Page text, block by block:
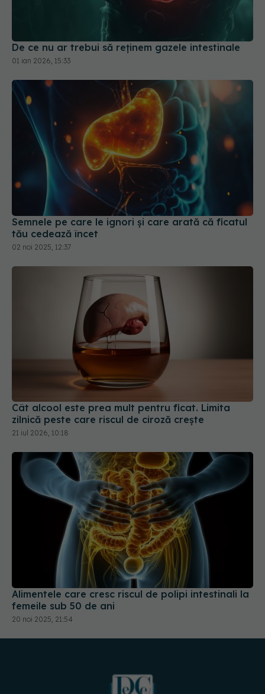
De ce nu ar trebui să reținem gazele intestinale
01 ian 2026, 15:33
Semnele pe care le ignori și care arată că ficatul
tău cedează încet
02 noi 2025, 12:37
Cât alcool este prea mult pentru ficat. Limita
zilnică peste care riscul de ciroză crește
21 iul 2026, 10:18
Alimentele care cresc riscul de polipi intestinali la
femeile sub 50 de ani
20 noi 2025, 21:54